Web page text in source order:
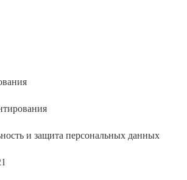
и защита персональных данных